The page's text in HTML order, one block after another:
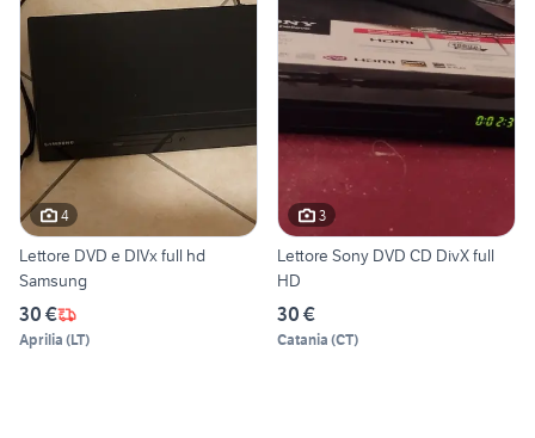
4
Lettore DVD e DIVx full hd
Samsung
30 €
Aprilia (LT)
3
Lettore Sony DVD CD DivX full
HD
30 €
Catania (CT)